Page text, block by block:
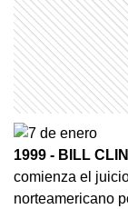
1999 - BILL
comienza el
norteamericano